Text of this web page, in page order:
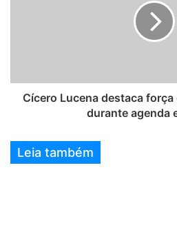
Cícero Lucena destaca
durante agenda
Leia também